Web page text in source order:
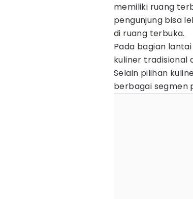
memiliki ruang
pengunjung bisa
di ruang terbuka.
Pada bagian
kuliner tradisional
Selain pilihan
berbagai segmen